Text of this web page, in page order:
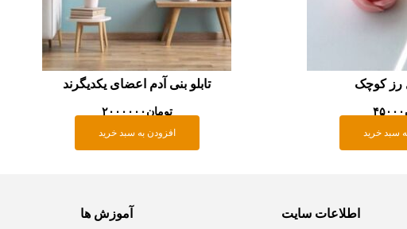
کوچک
۴۵۰۰۰
سبد خرید
تابلو بنی آدم اعضای یکدیگرند
تومان۲۰۰۰۰۰۰
افزودن به سبد خرید
اطلاعات سایت آموزش ها